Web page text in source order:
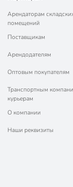
Арендаторам
помещений
Поставщикам
Арендодателям
Оптовым покупателям
Транспортным
курьерам
О компании
Наши реквизиты